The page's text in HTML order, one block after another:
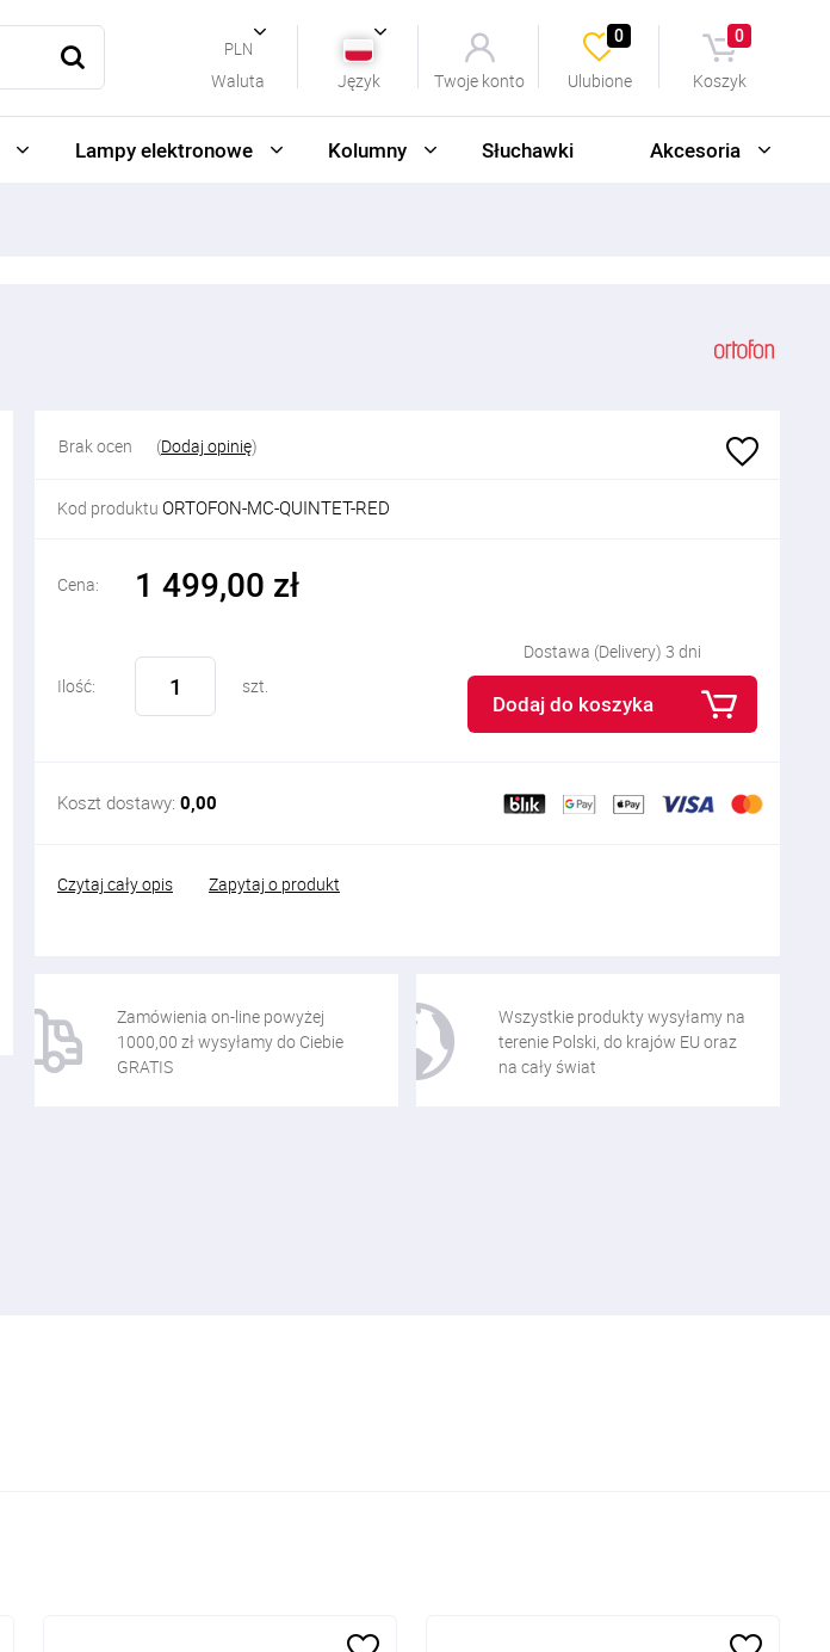
Waluta
PLN
Język Twoje konto Ulubione
0
Koszyk
0
Lampy elektronowe Kolumny Słuchawki Akcesoria
Brak ocen (Dodaj opinię)
Kod produktu ORTOFON-MC-QUINTET-RED
Cena: 1 499,00 zł
Ilość: szt.
Dostawa (Delivery) 3 dni
Dodaj do koszyka
Koszt dostawy: 0,00
Czytaj cały opis Zapytaj o produkt
Zamówienia on-line powyżej
1000,00 zł wysyłamy do Ciebie
GRATIS
Wszystkie produkty wysyłamy na
terenie Polski, do krajów EU oraz
na cały świat